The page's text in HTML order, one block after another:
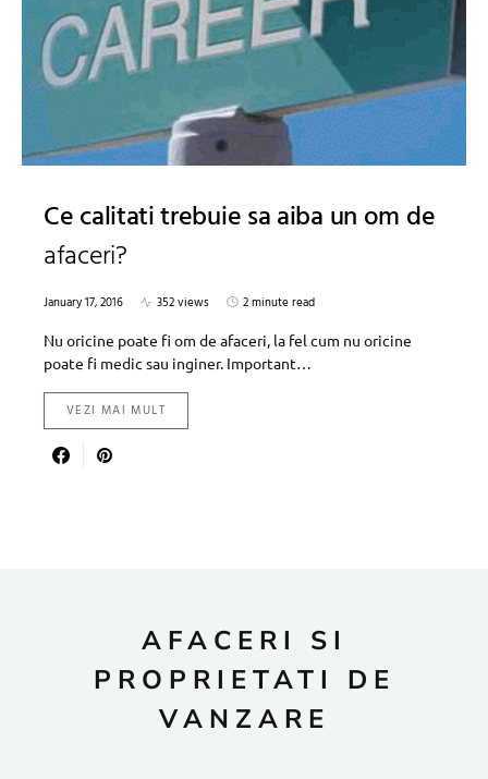
Ce calitati trebuie sa aiba un om de
afaceri?
January 17, 2016 352 views
2 minute read
Nu oricine poate fi om de afaceri, la fel cum nu oricine
poate fi medic sau inginer. Important…
VEZI MAI MULT
AFACERI SI
PROPRIETATI DE
VANZARE